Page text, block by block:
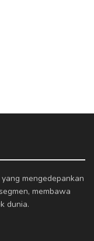
mengedepankan
membawa
dunia.